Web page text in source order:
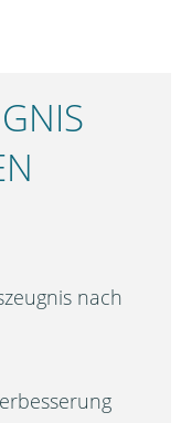
nach